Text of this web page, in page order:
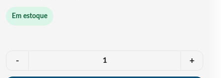
Em estoque
- +